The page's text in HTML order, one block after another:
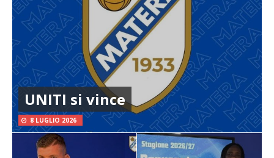
UNITI si vince
8 LUGLIO 2026